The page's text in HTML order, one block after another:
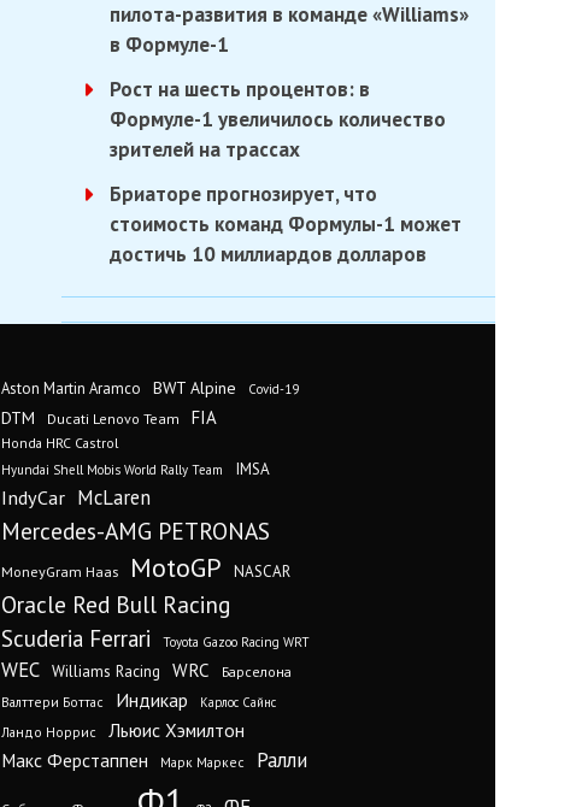
пилота-развития в команде «Williams»
в Формуле-1
Рост на шесть процентов: в
Формуле-1 увеличилось количество
зрителей на трассах
Бриаторе прогнозирует, что
стоимость команд Формулы-1 может
достичь 10 миллиардов долларов
Aston Martin Aramco BWT Alpine Covid-19
DTM Ducati Lenovo Team FIA
Honda HRC Castrol
Hyundai Shell Mobis World Rally Team IMSA
IndyCar McLaren
Mercedes-AMG PETRONAS
MoneyGram Haas MotoGP NASCAR
Oracle Red Bull Racing
Scuderia Ferrari Toyota Gazoo Racing WRT
WEC Williams Racing WRC
Барселона
Валттери Боттас
Индикар Карлос Сайнс
Ландо Норрис
Льюис Хэмилтон
Макс Ферстаппен
Марк Маркес Ралли